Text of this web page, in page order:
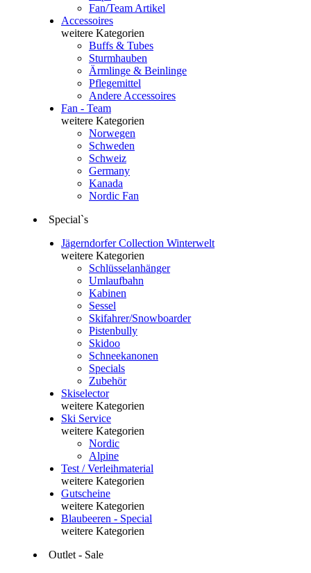
Fan/Team Artikel
Accessoires
weitere Kategorien
Buffs & Tubes
Sturmhauben
Ärmlinge & Beinlinge
Pflegemittel
Andere Accessoires
Fan - Team
weitere Kategorien
Norwegen
Schweden
Schweiz
Germany
Kanada
Nordic Fan
Special`s
Jägerndorfer Collection Winterwelt
weitere Kategorien
Schlüsselanhänger
Umlaufbahn
Kabinen
Sessel
Skifahrer/Snowboarder
Pistenbully
Skidoo
Schneekanonen
Specials
Zubehör
Skiselector
weitere Kategorien
Ski Service
weitere Kategorien
Nordic
Alpine
Test / Verleihmaterial
weitere Kategorien
Gutscheine
weitere Kategorien
Blaubeeren - Special
weitere Kategorien
Outlet - Sale